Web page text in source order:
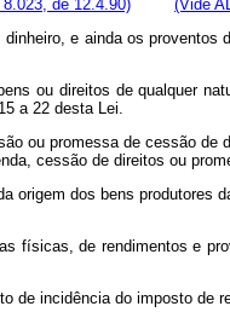
de 12.4.90)
(Vide
e ainda os proventos
ou direitos de qualquer
a 22 desta Lei.
ou promessa de cessão
cessão de direitos ou
origem dos bens produtores
físicas, de rendimentos e
de incidência do imposto de